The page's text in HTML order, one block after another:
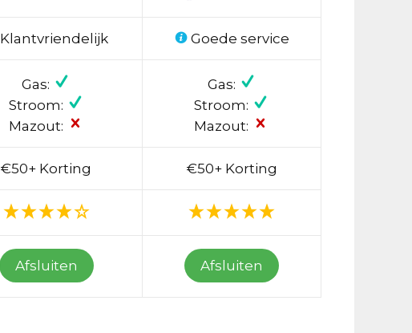
Klantvriendelijk Goede service
Gas:
Stroom:
Mazout:
Gas:
Stroom:
Mazout:
€50+ Korting €50+ Korting
Afsluiten Afsluiten